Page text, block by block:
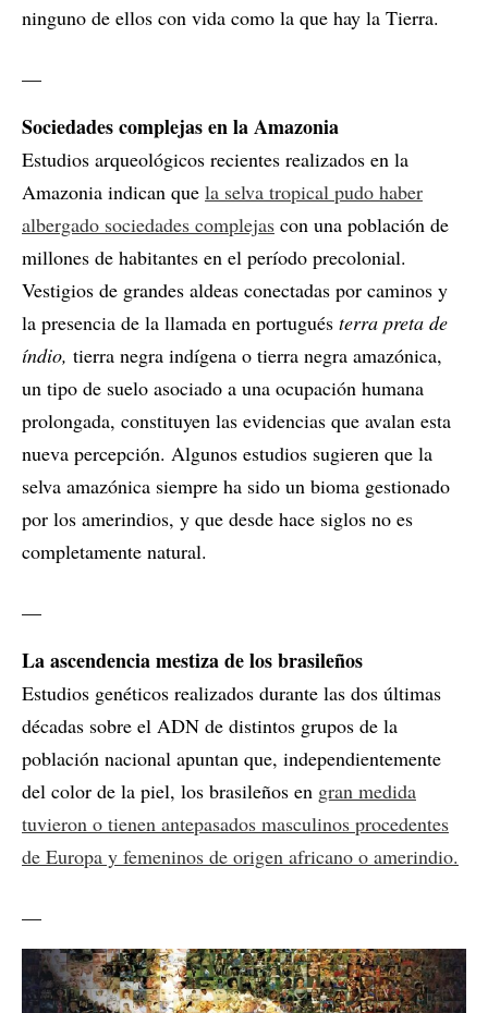
ninguno de ellos con vida como la que hay la Tierra.
Sociedades complejas en la Amazonia
Estudios arqueológicos recientes realizados en la
Amazonia indican que la selva tropical pudo haber
albergado sociedades complejas con una población de
millones de habitantes en el período precolonial.
Vestigios de grandes aldeas conectadas por caminos y
la presencia de la llamada en portugués terra preta de
índio, tierra negra indígena o tierra negra amazónica,
un tipo de suelo asociado a una ocupación humana
prolongada, constituyen las evidencias que avalan esta
nueva percepción. Algunos estudios sugieren que la
selva amazónica siempre ha sido un bioma gestionado
por los amerindios, y que desde hace siglos no es
completamente natural.
La ascendencia mestiza de los brasileños
Estudios genéticos realizados durante las dos últimas
décadas sobre el ADN de distintos grupos de la
población nacional apuntan que, independientemente
del color de la piel, los brasileños en gran medida
tuvieron o tienen antepasados masculinos procedentes
de Europa y femeninos de origen africano o amerindio.